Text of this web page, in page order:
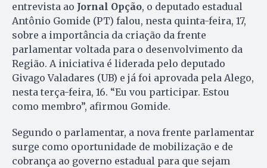
entrevista ao Jornal Opção, o deputado estadual
Antônio Gomide (PT) falou, nesta quinta-feira, 17,
sobre a importância da criação da frente
parlamentar voltada para o desenvolvimento da
Região. A iniciativa é liderada pelo deputado
Givago Valadares (UB) e já foi aprovada pela Alego,
nesta terça-feira, 16. “Eu vou participar. Estou
como membro”, afirmou Gomide.
Segundo o parlamentar, a nova frente parlamentar
surge como oportunidade de mobilização e de
cobrança ao governo estadual para que sejam